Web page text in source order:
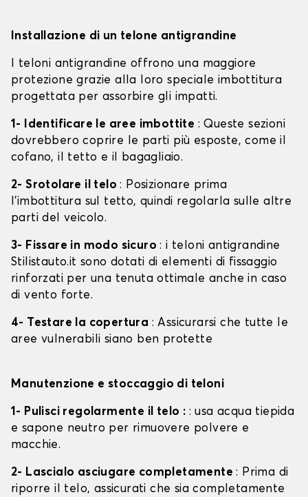
Installazione di un telone antigrandine
I teloni antigrandine offrono una maggiore
protezione grazie alla loro speciale imbottitura
progettata per assorbire gli impatti.
1- Identificare le aree imbottite : Queste sezioni
dovrebbero coprire le parti più esposte, come il
cofano, il tetto e il bagagliaio.
2- Srotolare il telo: Posizionare prima
l'imbottitura sul tetto, quindi regolarla sulle altre
parti del veicolo.
3- Fissare in modo sicuro: i teloni antigrandine
Stilistauto.it sono dotati di elementi di fissaggio
rinforzati per una tenuta ottimale anche in caso
di vento forte.
4- Testare la copertura : Assicurarsi che tutte le
aree vulnerabili siano ben protette
Manutenzione e stoccaggio di teloni
1- Pulisci regolarmente il telo : : usa acqua tiepida
e sapone neutro per rimuovere polvere e
macchie.
2- Lascialo asciugare completamente: Prima di
riporre il telo, assicurati che sia completamente